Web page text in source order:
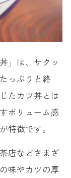
」は、サクッ
っぷりと絡
たカツ丼とは
ボリューム感
特徴です。
店などさまざ
味やカツの厚